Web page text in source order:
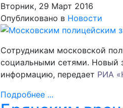
Вторник, 29 Март 2016
Опубликовано в Новости
Сотрудникам московской
социальными сетями. Новый
информацию, передает РИА
Подробнее ...